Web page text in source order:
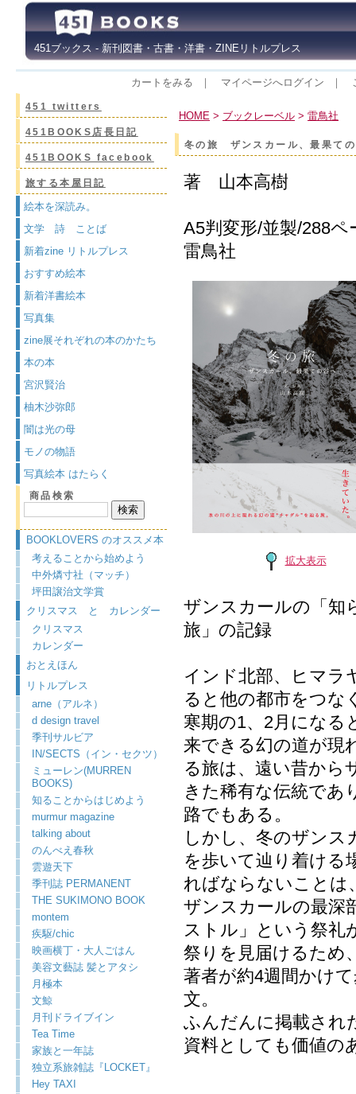
451ブックス - 新刊図書・古書・洋書・ZINEリトルプレス
カートをみる ｜ マイページへログイン ｜
451 twitters
451BOOKS店長日記
451BOOKS facebook
旅する本屋日記
絵本を深読み。
文学 詩 ことば
新着zine リトルプレス
おすすめ絵本
新着洋書絵本
写真集
zine展それぞれの本のかたち
本の本
宮沢賢治
柚木沙弥郎
闇は光の母
モノの物語
写真絵本 はたらく
商品検索
BOOKLOVERS のオススメ本
考えることから始めよう
中外燐寸社（マッチ）
坪田譲治文学賞
クリスマス と カレンダー
クリスマス
カレンダー
おとえほん
リトルプレス
arne（アルネ）
d design travel
季刊サルビア
IN/SECTS（イン・セクツ）
ミューレン(MURREN
BOOKS)
知ることからはじめよう
murmur magazine
talking about
のんべえ春秋
雲遊天下
季刊誌 PERMANENT
THE SUKIMONO BOOK
montem
疾駆/chic
映画横丁・大人ごはん
美容文藝誌 髪とアタシ
月極本
文鯨
月刊ドライブイン
Tea Time
家族と一年誌
独立系旅雑誌『LOCKET』
Hey TAXI
HOME > ブックレーベル > 雷鳥社
冬の旅 ザンスカール、最果て
著 山本高樹
A5判変形/並製/288ペ
雷鳥社
拡大表示
ザンスカールの「知
旅」の記録
インド北部、ヒマラ
ると他の都市をつな
寒期の1、2月になる
来できる幻の道が現
る旅は、遠い昔から
きた稀有な伝統であ
路でもある。
しかし、冬のザンス
を歩いて辿り着ける
ればならないことは
ザンスカールの最深
ストル」という祭礼
祭りを見届けるため
著者が約4週間かけ
文。
ふんだんに掲載され
資料としても価値の